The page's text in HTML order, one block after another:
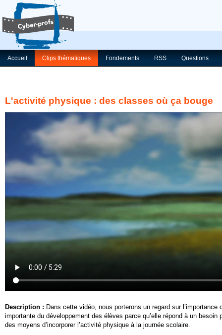
Accueil Clips thématiques Fondements RSS Questions
L'activité physique : des classes où ça bouge
Description : Dans cette vidéo, nous porterons un regard sur
importante du développement des élèves parce qu’elle répond à un
des moyens d’incorporer l’activité physique à la journée scolaire.